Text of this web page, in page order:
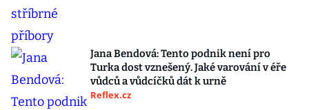
Jana Bendová: Tento podnik není pro
Turka dost vznešený. Jaké varování v éře
vůdců a vůdcíčků dát k urně
Reflex.cz